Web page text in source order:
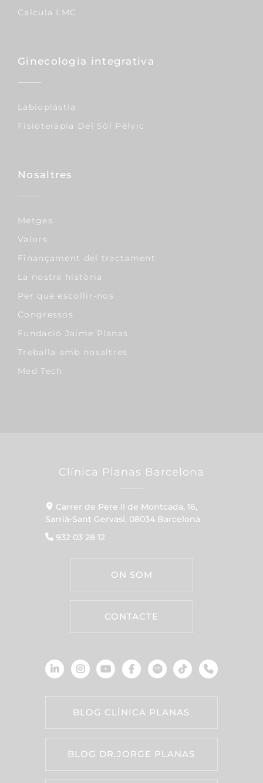
Calcula LMC
Ginecologia integrativa
Labioplàstia
Fisioteràpia Del Sòl Pèlvic
Nosaltres
Metges
Valors
Finançament del tractament
La nostra història
Per què escollir-nos
Congressos
Fundació Jaime Planas
Treballa amb nosaltres
Med Tech
Clínica Planas Barcelona
Carrer de Pere II de Montcada, 16,
Sarrià-Sant Gervasi, 08034 Barcelona
932 03 28 12
ON SOM
CONTACTE
BLOG CLÍNICA PLANAS
BLOG DR.JORGE PLANAS